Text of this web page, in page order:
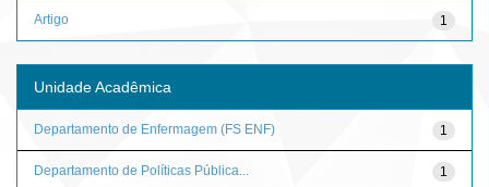
1
Artigo
Unidade Acadêmica
1
Departamento de Enfermagem (FS ENF)
1
Departamento de Políticas Pública...